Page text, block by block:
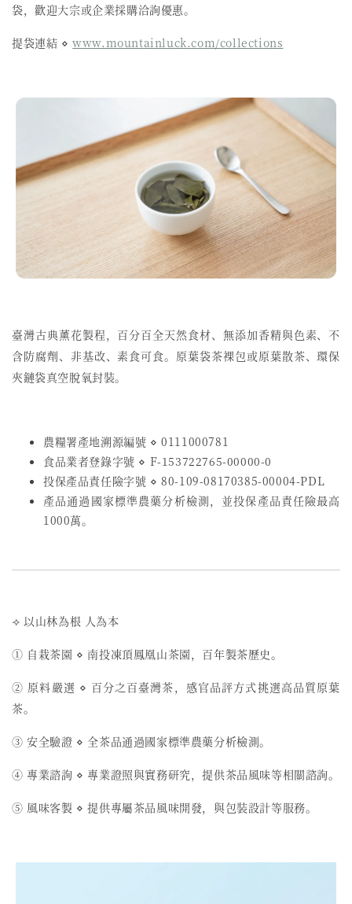
袋，歡迎大宗或企業採購洽詢優惠。
提袋連結 ⋄www.mountainluck.com/collections
臺灣古典薰花製程，百分百全天然食材、無添加香精與色素、不
含防腐劑、非基改、素食可食。原葉袋茶裸包或原葉散茶、環保
夾鏈袋真空脫氧封裝。
農糧署產地溯源編號 ⋄ 0111000781
食品業者登錄字號 ⋄ F-153722765-00000-0
投保產品責任險字號 ⋄80-109-08170385-00004-PDL
產品通過國家標準農藥分析檢測，並投保產品責任險最高
1000萬。
⟢ 以山林為根 人為本
① 自栽茶園 ⋄ 南投凍頂鳳凰山茶園，百年製茶歷史。
② 原料嚴選 ⋄ 百分之百臺灣茶，感官品評方式挑選高品質原葉
茶。
③ 安全驗證 ⋄ 全茶品通過國家標準農藥分析檢測。
④ 專業諮詢 ⋄ 專業證照與實務研究，提供茶品風味等相關諮詢。
⑤ 風味客製 ⋄ 提供專屬茶品風味開發，與包裝設計等服務。